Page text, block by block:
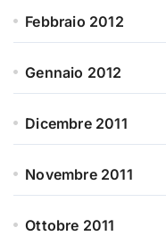
Febbraio 2012
Gennaio 2012
Dicembre 2011
Novembre 2011
Ottobre 2011